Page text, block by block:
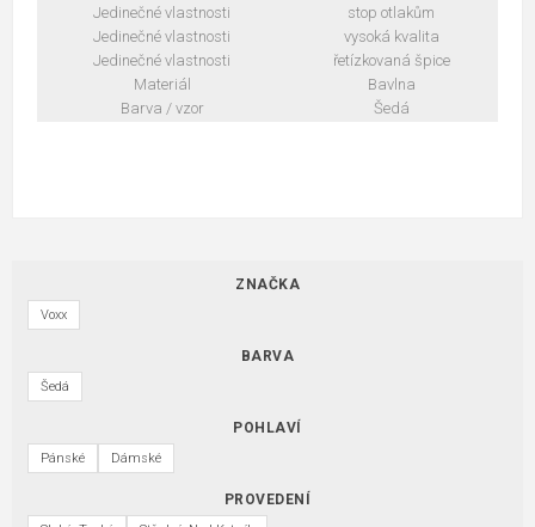
Jedinečné vlastnosti
stop otlakům
Jedinečné vlastnosti
vysoká kvalita
Jedinečné vlastnosti
řetízkovaná špice
Materiál
Bavlna
Barva / vzor
Šedá
ZNAČKA
Voxx
BARVA
Šedá
POHLAVÍ
Pánské Dámské
PROVEDENÍ